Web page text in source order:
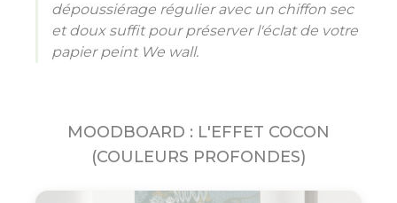
dépoussiérage régulier avec un chiffon sec
et doux suffit pour préserver l'éclat de votre
papier peint We wall.
MOODBOARD : L'EFFET COCON
(COULEURS PROFONDES)